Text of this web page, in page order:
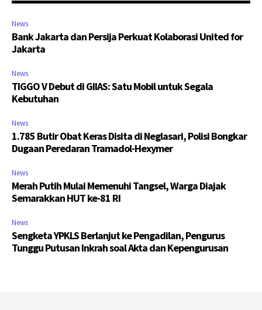
News
Bank Jakarta dan Persija Perkuat Kolaborasi United for
Jakarta
News
TIGGO V Debut di GIIAS: Satu Mobil untuk Segala
Kebutuhan
News
1.785 Butir Obat Keras Disita di Neglasari, Polisi Bongkar
Dugaan Peredaran Tramadol-Hexymer
News
Merah Putih Mulai Memenuhi Tangsel, Warga Diajak
Semarakkan HUT ke-81 RI
News
Sengketa YPKLS Berlanjut ke Pengadilan, Pengurus
Tunggu Putusan Inkrah soal Akta dan Kepengurusan